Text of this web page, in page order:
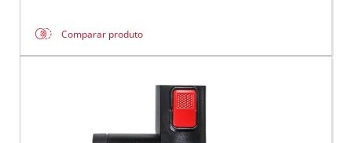
Comparar produto